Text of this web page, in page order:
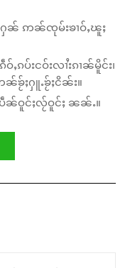
ႁၼ် ဢၼ်ၸုမ်းၶၢဝ်ႇၽူႈ
ၵပ်းငဝ်းလၢႆးၵၢၼ်မိူင်း၊
ၼ်ၶႂ်ႈႁူႉၶႂ်ႈငိၼ်း။
ၼ်ဝူင်ႈလႂ်ဝူင်ႈ ၼၼ်ႉ။